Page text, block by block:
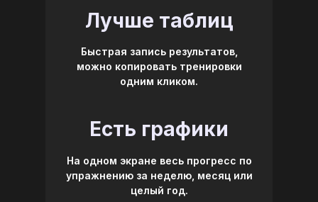
На одном экране весь прогресс по
упражнению за неделю, месяц или
целый год.
Есть графики
Быстрая запись результатов,
можно копировать тренировки
одним кликом.
Лучше таблиц